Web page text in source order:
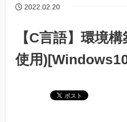
2022.02.20
【C言語】環境
使用